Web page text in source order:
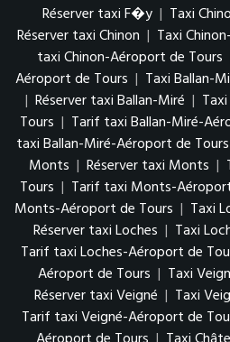
Réserver taxi F�y | Taxi
Réserver taxi Chinon | Taxi
taxi Chinon-Aéroport de Tours
Aéroport de Tours | Taxi Ballan-
| Réserver taxi Ballan-Miré |
Tours | Tarif taxi Ballan-Miré-
taxi Ballan-Miré-Aéroport de Tours
Monts | Réserver taxi Monts |
Tours | Tarif taxi Monts-
Monts-Aéroport de Tours | Taxi
Réserver taxi Loches | Taxi
Tarif taxi Loches-Aéroport de
Aéroport de Tours | Taxi
Réserver taxi Veigné | Taxi
Tarif taxi Veigné-Aéroport de